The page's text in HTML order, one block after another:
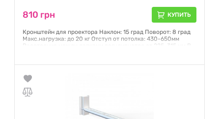
810 грн КУПИТЬ
Кронштейн для проектора Наклон: 15 град Поворот: 8 град
Макс.нагрузка: до 20 кг Отступ от потолка: 430-650мм
Расстояние между лапками регулируется от 225-315 мм В
Гарантия:12 месяцев